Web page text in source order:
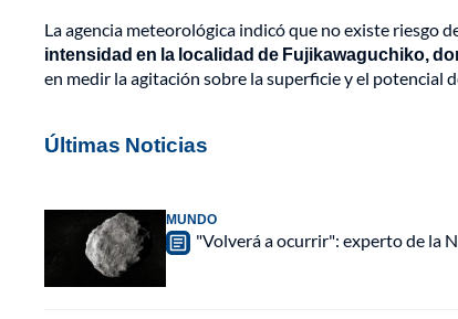
La agencia meteorológica indicó que no existe riesgo
intensidad en la localidad de Fujikawaguchiko,
en medir la agitación sobre la superficie y el potencial
Últimas Noticias
MUNDO
"Volverá a ocurrir": experto de la